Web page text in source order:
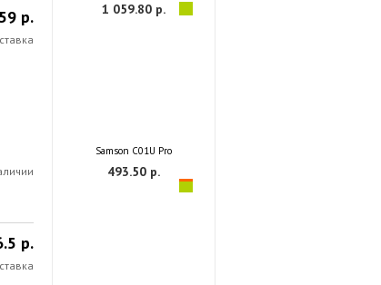
р.
р.
1 059.80 р.
Samson C01U Pro
493.50 р.